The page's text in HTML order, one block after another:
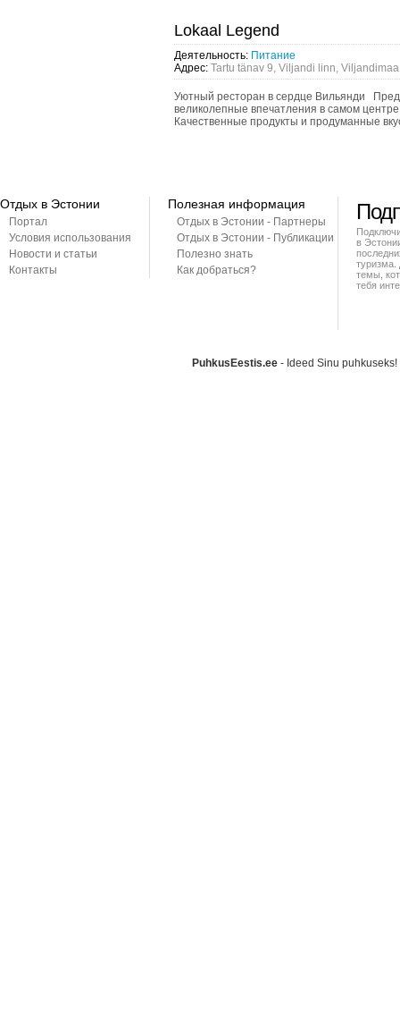
Lokaal Legend
Деятельность: Питание
Адрес: Tartu tänav 9, Viljandi linn,
Уютный ресторан в сердце Вильянди
великолепные впечатления в самом
Качественные продукты и продуманные
Отдых в Эстонии
Портал
Условия использования
Новости и статьи
Контакты
Полезная информация
Отдых в Эстонии - Партнеры
Отдых в Эстонии - Публикации
Полезно знать
Как добраться?
в
туризма.
темы,
тебя
PuhkusEestis.ee- Ideed Sinu